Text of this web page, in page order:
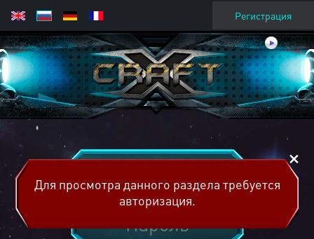
Регистрация
Для просмотра данного раздела требуется
авторизация.